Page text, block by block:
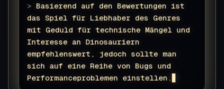
> Basierend auf den Bewertungen ist
das Spiel für Liebhaber des Genres
mit Geduld für technische Mängel und
Interesse an Dinosauriern
empfehlenswert, jedoch sollte man
sich auf eine Reihe von Bugs und
Performanceproblemen einstellen.